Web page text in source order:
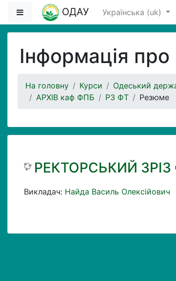
Перейти до головного вмісту
Бокова панель
ОДАУ Українська ‎(uk)‎
Інформація про
На головну Курси Одеський
АРХІВ каф ФПБ
РЗ ФТ Резюме
РЕКТОРСЬКИЙ ЗРІЗ
Викладач: Найда Василь Олексійович